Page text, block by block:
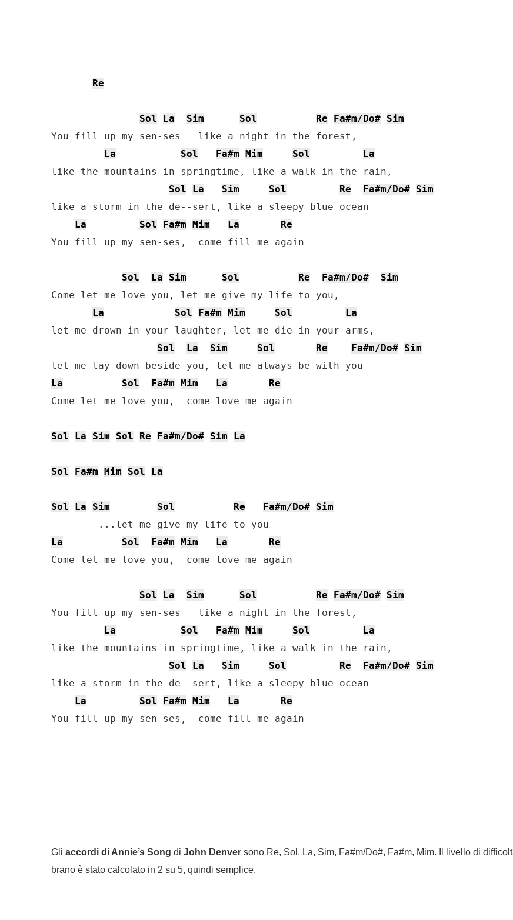
Re
Sol La Sim Sol Re Fa#m/Do# Sim
You fill up my sen-ses   like a night in the forest,
La
Sol Fa#m Mim Sol
La
like the mountains in springtime, like a walk in the rain,
Sol
La Sim Sol Re Fa#m/Do# Sim
like a storm in the de--sert, like a sleepy blue ocean
La
Sol Fa#m Mim La
Re
You fill up my sen-ses,  come fill me again
Sol La Sim Sol Re Fa#m/Do#
Sim
Come let me love you, let me give my life to you,
La
Sol Fa#m Mim Sol
La
let me drown in your laughter, let me die in your arms,
Sol
La Sim Sol Re Fa#m/Do# Sim
La
Sol Fa#m Mim La
Re
Come let me love you,  come love me again
Sol La Sim Sol Re Fa#m/Do# Sim La
Sol Fa#m Mim Sol La
Sol La Sim Sol Re Fa#m/Do# Sim
La
Sol Fa#m Mim La
Re
Come let me love you,  come love me again
Sol La Sim Sol Re Fa#m/Do# Sim
You fill up my sen-ses   like a night in the forest,
La
Sol Fa#m Mim Sol
La
like the mountains in springtime, like a walk in the rain,
Sol
La Sim Sol Re Fa#m/Do# Sim
like a storm in the de--sert, like a sleepy blue ocean
La
Sol Fa#m Mim La
Re
You fill up my sen-ses,  come fill me again
Gli accordi di Annie’s Song di John Denver sono Re, Sol, La, Sim, Fa#m/Do#, Fa#m, Mim. Il livello di
brano è stato calcolato in 2 su 5, quindi semplice.